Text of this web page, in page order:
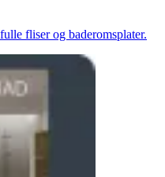
fliser og baderomsplater.